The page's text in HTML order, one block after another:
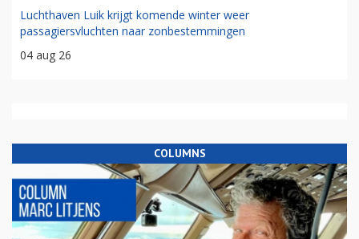
Luchthaven Luik krijgt komende winter weer
passagiersvluchten naar zonbestemmingen
04 aug 26
COLUMNS